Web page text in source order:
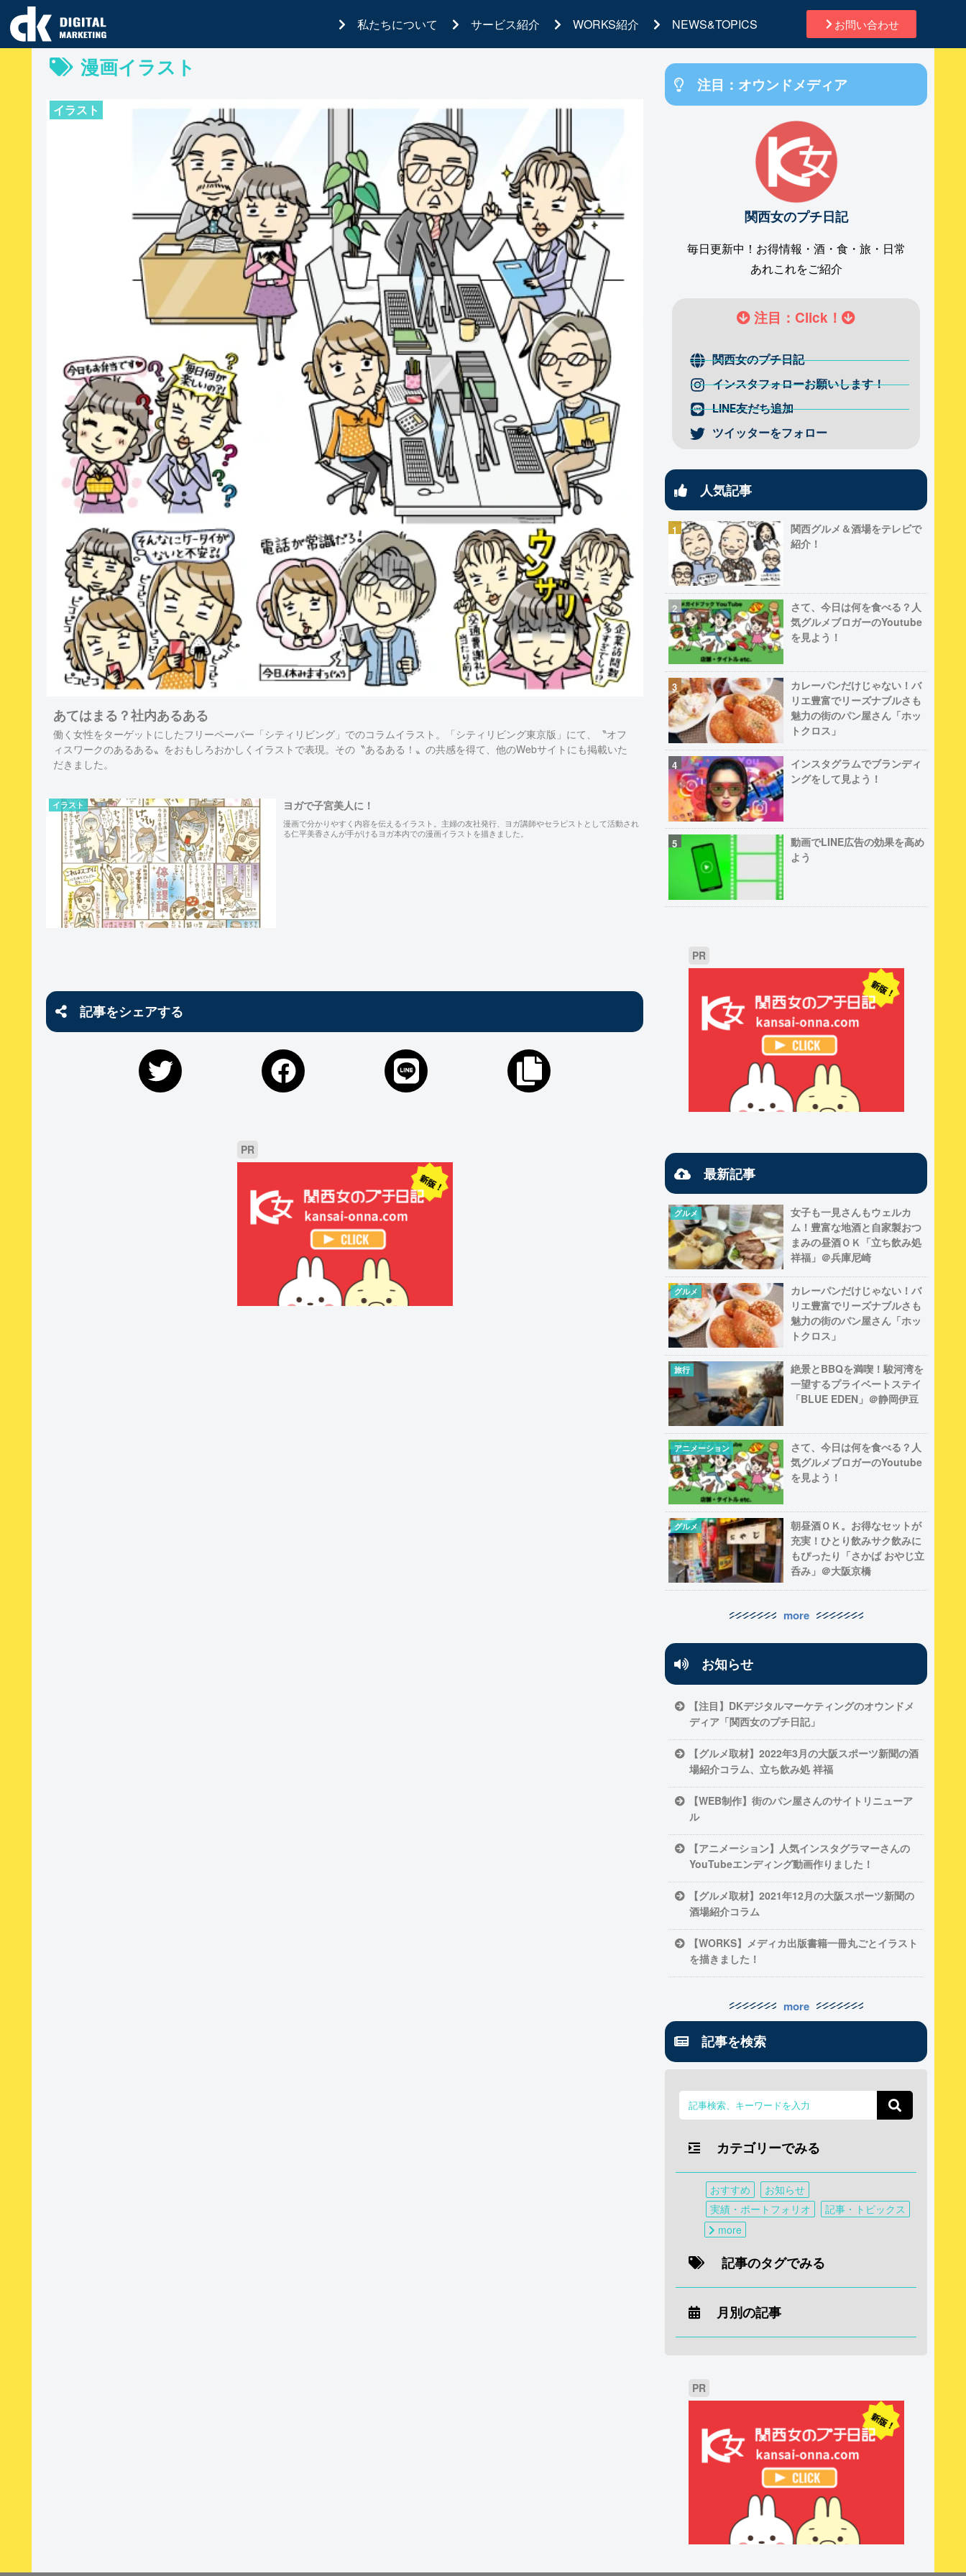
私たちについて サービス紹介 WORKS紹介 NEWS&TOPICS お問い合わせ
漫画イラスト
イラスト
あてはまる？社内あるある
働く女性をターゲットにしたフリーペーパー「シティリビング」でのコラムイラスト。「シティリビング東京版」にて、〝オフ
ィスワークのあるある〟をおもしろおかしくイラストで表現。その〝あるある！〟の共感を得て、他のWebサイトにも掲載いた
だきました。
イラスト ヨガで子宮美人に！
漫画で分かりやすく内容を伝えるイラスト。主婦の友社発行、ヨガ講師やセラピストとして活動され
る仁平美香さんが手がけるヨガ本内での漫画イラストを描きました。
記事をシェアする
PR
注目：オウンドメディア
関西女のプチ日記
毎日更新中！お得情報・酒・食・旅・日常
あれこれをご紹介
注目：Click！
関西女のプチ日記
インスタフォローお願いします！
LINE友だち追加
ツイッターをフォロー
人気記事
関西グルメ＆酒場をテレビで
紹介！
さて、今日は何を食べる？人
気グルメブロガーのYoutube
を見よう！
カレーパンだけじゃない！バ
リエ豊富でリーズナブルさも
魅力の街のパン屋さん「ホッ
トクロス」
インスタグラムでブランディ
ングをして見よう！
動画でLINE広告の効果を高め
よう
PR
最新記事
グルメ
女子も一見さんもウェルカ
ム！豊富な地酒と自家製おつ
まみの昼酒ＯＫ「立ち飲み処
祥福」＠兵庫尼崎
グルメ
カレーパンだけじゃない！バ
リエ豊富でリーズナブルさも
魅力の街のパン屋さん「ホッ
トクロス」
旅行
絶景とBBQを満喫！駿河湾を
一望するプライベートステイ
「BLUE EDEN」＠静岡伊豆
アニメーション
さて、今日は何を食べる？人
気グルメブロガーのYoutube
を見よう！
グルメ
朝昼酒ＯＫ。お得なセットが
充実！ひとり飲みサク飲みに
もぴったり「さかば おやじ立
呑み」＠大阪京橋
more
お知らせ
【注目】DKデジタルマーケティングのオウンドメ
ディア「関西女のプチ日記」
【グルメ取材】2022年3月の大阪スポーツ新聞の酒
場紹介コラム、立ち飲み処 祥福
【WEB制作】街のパン屋さんのサイトリニューア
ル
【アニメーション】人気インスタグラマーさんの
YouTubeエンディング動画作りました！
【グルメ取材】2021年12月の大阪スポーツ新聞の
酒場紹介コラム
【WORKS】メディカ出版書籍一冊丸ごとイラスト
を描きました！
more
記事を検索
カテゴリーでみる
おすすめ
お知らせ
実績・ポートフォリオ
記事・トピックス
more
記事のタグでみる
月別の記事
PR